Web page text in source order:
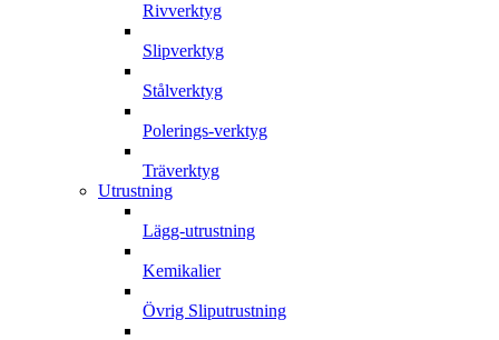
Rivverktyg
Slipverktyg
Stålverktyg
Polerings-verktyg
Träverktyg
Utrustning
Lägg-utrustning
Kemikalier
Övrig Sliputrustning